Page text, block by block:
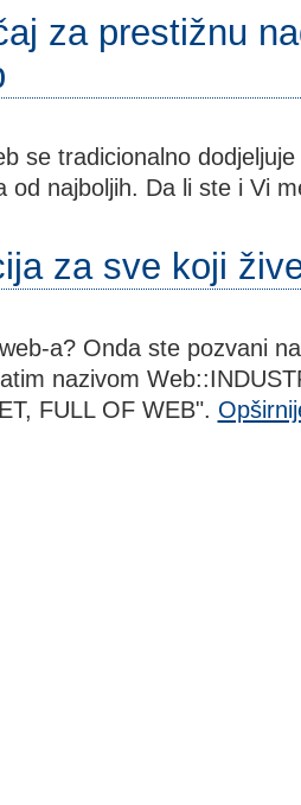
za prestižnu
se tradicionalno
od najboljih. Da li ste i Vi
za sve koji
a? Onda ste pozvani
nazivom
FULL OF WEB".